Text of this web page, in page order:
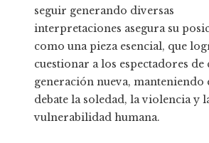
seguir generando diversas
interpretaciones asegura su
como una pieza esencial, que
cuestionar a los espectadores de
generación nueva, manteniendo
debate la soledad, la violencia y
vulnerabilidad humana.